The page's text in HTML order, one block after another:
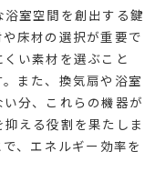
室空間を創出する鍵
床材の選択が重要で
い素材を選ぶこと
また、換気扇や浴室
分、これらの機器が
える役割を果たしま
、エネルギー効率を